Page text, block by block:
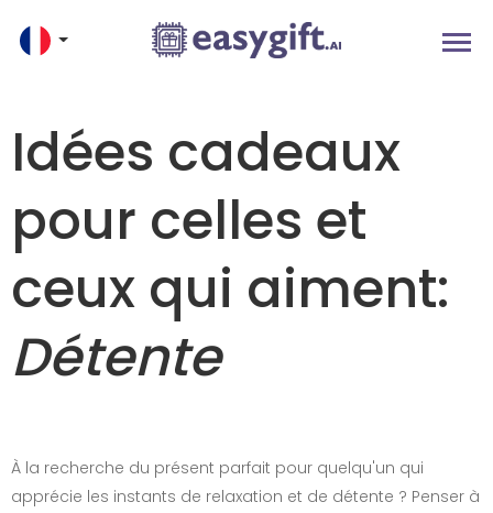
Idées cadeaux
pour celles et
ceux qui aiment:
Détente
À la recherche du présent parfait pour quelqu'un qui
apprécie les instants de relaxation et de détente ? Penser à